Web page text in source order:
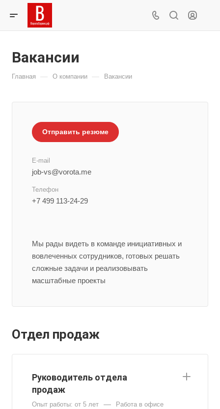
Вакансии
Главная — О компании — Вакансии
Отправить резюме
E-mail
job-vs@vorota.me
Телефон
+7 499 113-24-29
Мы рады видеть в команде инициативных и
вовлеченных сотрудников, готовых решать
сложные задачи и реализовывать
масштабные проекты
Отдел продаж
Руководитель отдела
продаж
Опыт работы: от 5 лет — Работа в офисе